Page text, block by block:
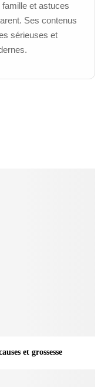
et astuces
Ses contenus
sérieuses et
et grossesse